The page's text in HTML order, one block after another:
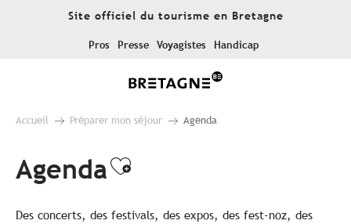
Site officiel du tourisme en Bretagne
Pros Presse Voyagistes Handicap
Accueil Préparer mon séjour Agenda
AgendaAjouter aux favoris
Des concerts, des festivals, des expos, des fest-noz, des